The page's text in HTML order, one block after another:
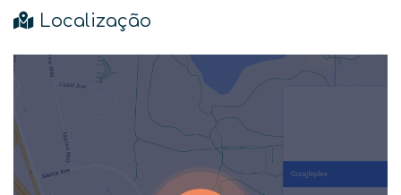
Localização